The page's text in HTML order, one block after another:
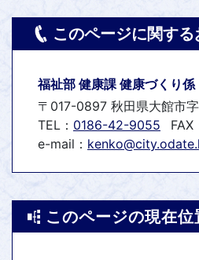
このページに関す
福祉部 健康課 健康づくり係
〒017-0897 秋田県大館市
TEL： 0186-42-9055
e-mail：
このページの現在位